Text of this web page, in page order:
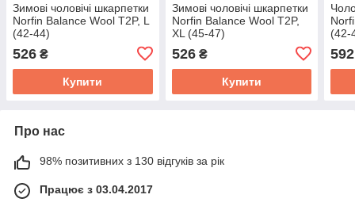
Зимові чоловічі шкарпетки
Norfin Balance Wool T2P, L
(42-44)
526 ₴
Купити
Зимові чоловічі шкарпетки
Norfin Balance Wool T2P,
XL (45-47)
526₴
Купити
(42-
592
Про нас
98% позитивних з 130 відгуків за рік
Працює з 03.04.2017